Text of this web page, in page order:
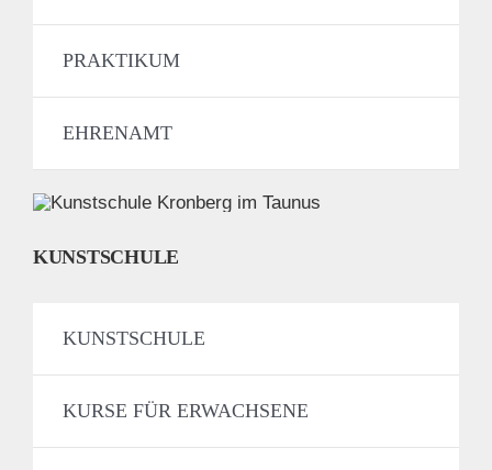
PRAKTIKUM
EHRENAMT
KUNSTSCHULE
KUNSTSCHULE
KURSE FÜR ERWACHSENE